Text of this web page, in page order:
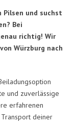
Pilsen und suchst
Bei
richtig! Wir
von Würzburg nach
und zuverlässige
erfahrenen
deiner